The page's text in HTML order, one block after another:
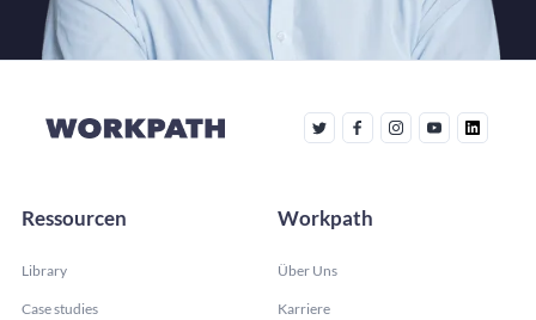
Ressourcen
Library
Case studies
Workpath
Über Uns
Karriere